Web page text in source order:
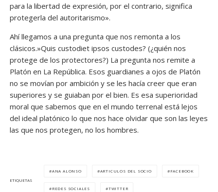
para la libertad de expresión, por el contrario, significa
protegerla del autoritarismo».
Ahí llegamos a una pregunta que nos remonta a los
clásicos.»Quis custodiet ipsos custodes? (¿quién nos
protege de los protectores?) La pregunta nos remite a
Platón en La República. Esos guardianes a ojos de Platón
no se movían por ambición y se les hacía creer que eran
superiores y se guiaban por el bien. Es esa superioridad
moral que sabemos que en el mundo terrenal está lejos
del ideal platónico lo que nos hace olvidar que son las leyes
las que nos protegen, no los hombres.
ETIQUETAS
ANA ALONSO ARTICULOS DEL SOCIO FACEBOOK
REDES SOCIALES TWITTER